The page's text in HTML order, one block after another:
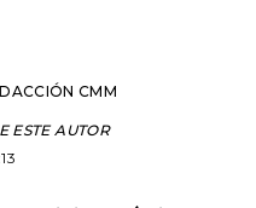
CMM
ESTE AUTOR